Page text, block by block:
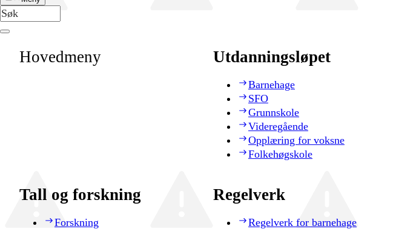
Hovedmeny Utdanningsløpet
Barnehage
SFO
Grunnskole
Videregående
Opplæring for voksne
Folkehøgskole
Tall og forskning
Forskning
Regelverk
Regelverk for barnehage